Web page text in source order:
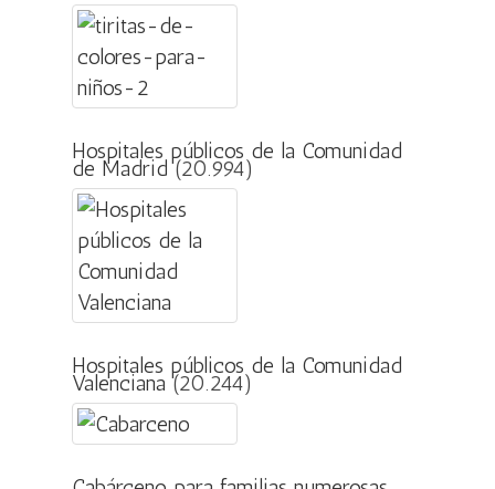
Hospitales públicos de la Comunidad
de Madrid (20.994)
Hospitales públicos de la Comunidad
Valenciana (20.244)